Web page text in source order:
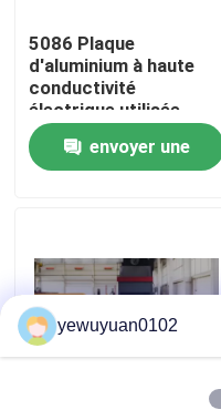
Au sujet de nous
Visite d'usine
Contactez-nous
Nouvelles
5086 Plaque
d'aluminium à haute
conductivité
électrique utilisée
dans la construction
navale envoyer une
yewuyuan0102